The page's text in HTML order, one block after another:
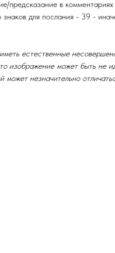
предсказание в
знаков для послания - 39 -
естественные
изображение может быть не
может незначительно